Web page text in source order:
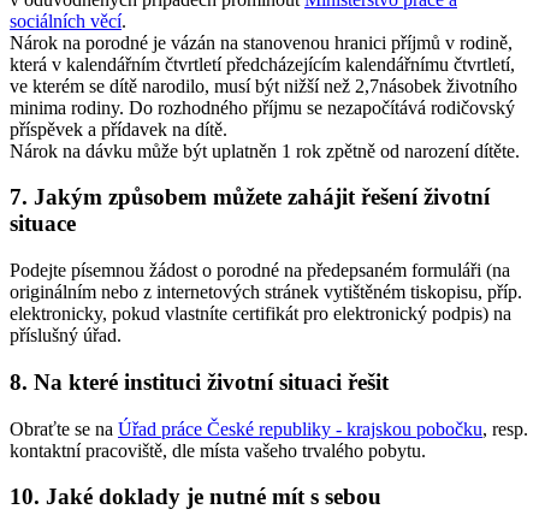
sociálních věcí.
Nárok na porodné je vázán na stanovenou hranici příjmů v rodině,
která v kalendářním čtvrtletí předcházejícím kalendářnímu čtvrtletí,
ve kterém se dítě narodilo, musí být nižší než 2,7násobek životního
minima rodiny. Do rozhodného příjmu se nezapočítává rodičovský
příspěvek a přídavek na dítě.
Nárok na dávku může být uplatněn 1 rok zpětně od narození dítěte.
7. Jakým způsobem můžete zahájit řešení životní
situace
Podejte písemnou žádost o porodné na předepsaném formuláři (na
originálním nebo z internetových stránek vytištěném tiskopisu, příp.
elektronicky, pokud vlastníte certifikát pro elektronický podpis) na
příslušný úřad.
8. Na které instituci životní situaci řešit
Obraťte se na Úřad práce České republiky - krajskou pobočku, resp.
kontaktní pracoviště, dle místa vašeho trvalého pobytu.
10. Jaké doklady je nutné mít s sebou